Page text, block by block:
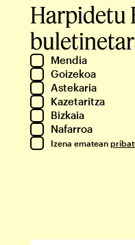
Harpidetu
Mendia
Goizekoa
Astekaria
Kazetaritza
Bizkaia
Nafarroa
Izena ematean